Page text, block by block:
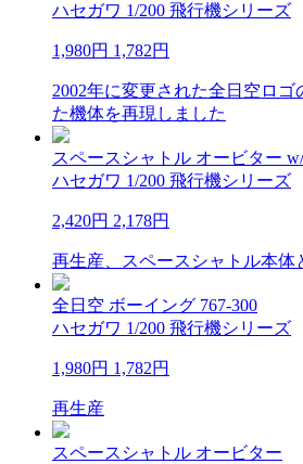
ハセガワ 1/200 飛行機シリーズ
1,980円 1,782円
2002年に変更された全日空ロ
た機体を再現しました
スペースシャトル オービター
ハセガワ 1/200 飛行機シリーズ
2,420円 2,178円
再生産、スペースシャトル本体
全日空 ボーイング 767-300
ハセガワ 1/200 飛行機シリーズ
1,980円 1,782円
再生産
スペースシャトル オービター